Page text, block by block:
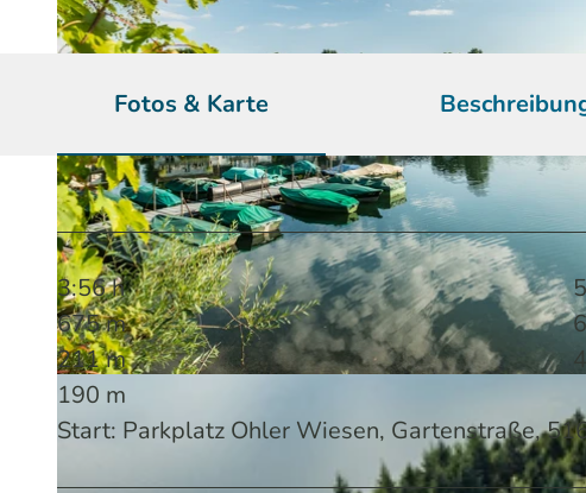
© Dominik Ketz | KI-optimiert |
Fotos & Karte
3:56 h
675 m
211 m
190 m
Start: Parkplatz Ohler Wiesen, Gartenstraße,